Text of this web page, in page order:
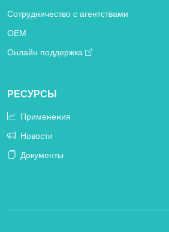
Сотрудничество с агентствами
OEM
Онлайн поддержка
РЕСУРСЫ
Применения
Новости
Документы